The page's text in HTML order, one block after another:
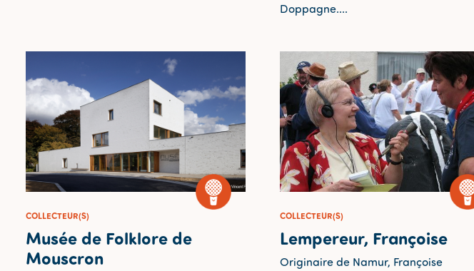
Doppagne....
COLLECTEUR(S)
Musée de Folklore de
Mouscron
COLLECTEUR(S)
Lempereur, Françoise
Originaire de Namur, Françoise